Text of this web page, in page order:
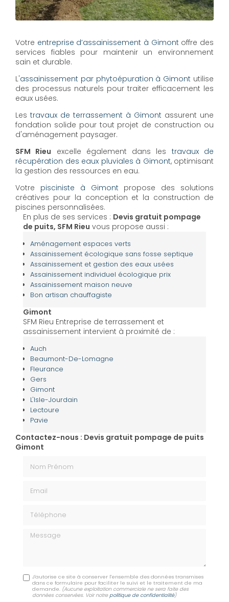
Votre entreprise d’assainissement à Gimont offre des
services fiables pour maintenir un environnement
sain et durable.
L'assainissement par phytoépuration à Gimont utilise
des processus naturels pour traiter efficacement les
eaux usées.
Les travaux de terrassement à Gimont assurent une
fondation solide pour tout projet de construction ou
d'aménagement paysager.
SFM Rieu excelle également dans les travaux de
récupération des eaux pluviales à Gimont, optimisant
la gestion des ressources en eau.
Votre pisciniste à Gimont propose des solutions
créatives pour la conception et la construction de
piscines personnalisées.
En plus de ses services : Devis gratuit pompage
de puits, SFM Rieu vous propose aussi :
Aménagement espaces verts
Assainissement écologique sans fosse septique
Assainissement et gestion des eaux usées
Assainissement individuel écologique prix
Assainissement maison neuve
Bon artisan chauffagiste
Gimont
SFM Rieu Entreprise de terrassement et
assainissement intervient à proximité de :
Auch
Beaumont-De-Lomagne
Fleurance
Gers
Gimont
L'Isle-Jourdain
Lectoure
Pavie
Contactez-nous : Devis gratuit pompage de puits
Gimont
Message
J'autorise ce site à conserver l'ensemble des données transmises
dans ce formulaire pour faciliter le suivi et le traitement de ma
demande. (Aucune exploitation commerciale ne sera faite des
données conservées. Voir notrepolitique de confidentialité)